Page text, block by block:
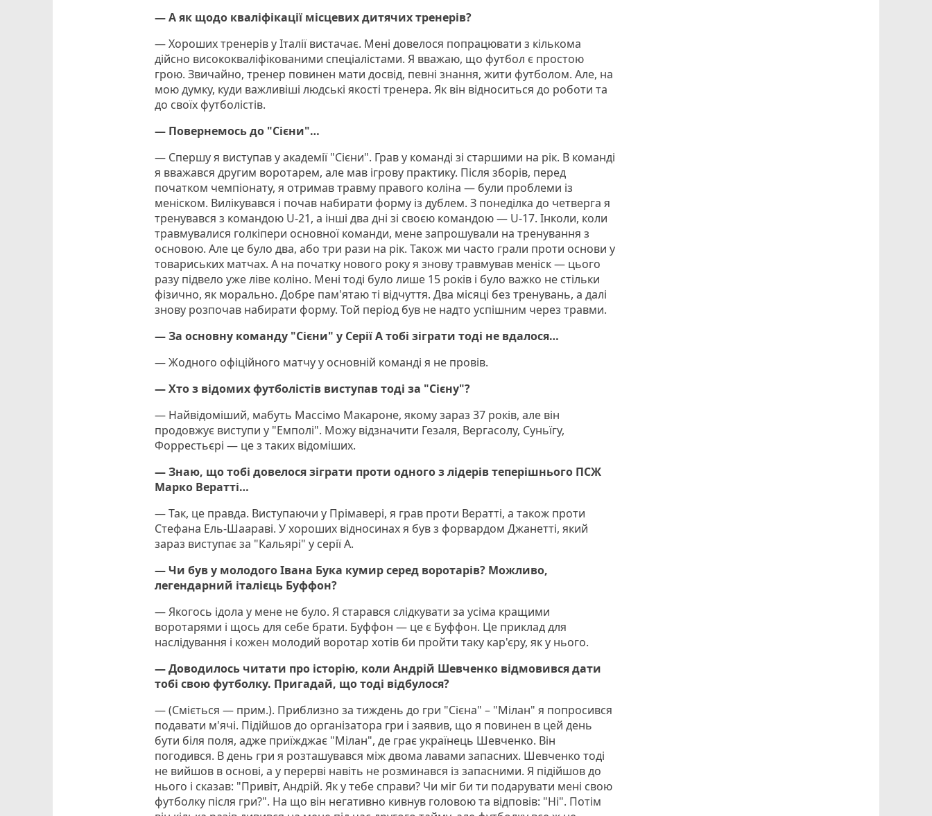
— А як щодо кваліфікації місцевих дитячих тренерів?
— Хороших тренерів у Італії вистачає. Мені довелося попрацювати з кількома
дійсно висококваліфікованими спеціалістами. Я вважаю, що футбол є простою
грою. Звичайно, тренер повинен мати досвід, певні знання, жити футболом. Але, на
мою думку, куди важливіші людські якості тренера. Як він відноситься до роботи та
до своїх футболістів.
— Повернемось до "Сієни"…
— Спершу я виступав у академії "Сієни". Грав у команді зі старшими на рік. В команді
я вважався другим воротарем, але мав ігрову практику. Після зборів, перед
початком чемпіонату, я отримав травму правого коліна — були проблеми із
меніском. Вилікувався і почав набирати форму із дублем. З понеділка до четверга я
тренувався з командою U-21, а інші два дні зі своєю командою — U-17. Інколи, коли
травмувалися голкіпери основної команди, мене запрошували на тренування з
основою. Але це було два, або три рази на рік. Також ми часто грали проти основи у
товариських матчах. А на початку нового року я знову травмував меніск — цього
разу підвело уже ліве коліно. Мені тоді було лише 15 років і було важко не стільки
фізично, як морально. Добре пам'ятаю ті відчуття. Два місяці без тренувань, а далі
знову розпочав набирати форму. Той період був не надто успішним через травми.
— За основну команду "Сієни" у Серії А тобі зіграти тоді не вдалося…
— Жодного офіційного матчу у основній команді я не провів.
— Хто з відомих футболістів виступав тоді за "Сієну"?
— Найвідоміший, мабуть Массімо Макароне, якому зараз 37 років, але він
продовжує виступи у "Емполі". Можу відзначити Гезаля, Вергасолу, Суньїгу,
Форрестьєрі — це з таких відоміших.
— Знаю, що тобі довелося зіграти проти одного з лідерів теперішнього ПСЖ
Марко Вератті…
— Так, це правда. Виступаючи у Прімавері, я грав проти Вератті, а також проти
Стефана Ель-Шаараві. У хороших відносинах я був з форвардом Джанетті, який
зараз виступає за "Кальярі" у серії А.
— Чи був у молодого Івана Бука кумир серед воротарів? Можливо,
легендарний італієць Буффон?
— Якогось ідола у мене не було. Я старався слідкувати за усіма кращими
воротарями і щось для себе брати. Буффон — це є Буффон. Це приклад для
наслідування і кожен молодий воротар хотів би пройти таку кар'єру, як у нього.
— Доводилось читати про історію, коли Андрій Шевченко відмовився дати
тобі свою футболку. Пригадай, що тоді відбулося?
— (Сміється — прим.). Приблизно за тиждень до гри "Сієна" – "Мілан" я попросився
подавати м'ячі. Підійшов до організатора гри і заявив, що я повинен в цей день
бути біля поля, адже приїжджає "Мілан", де грає українець Шевченко. Він
погодився. В день гри я розташувався між двома лавами запасних. Шевченко тоді
не вийшов в основі, а у перерві навіть не розминався із запасними. Я підійшов до
нього і сказав: "Привіт, Андрій. Як у тебе справи? Чи міг би ти подарувати мені свою
футболку після гри?". На що він негативно кивнув головою та відповів: "Ні". Потім